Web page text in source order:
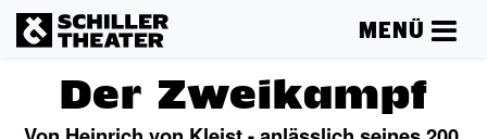
MENÜ
Der Zweikampf